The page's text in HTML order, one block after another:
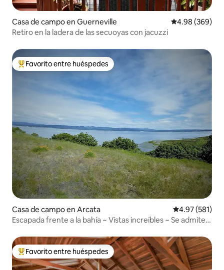
Casa de campo en Guerneville Calificación
4.98 (369)
Retiro en la ladera de las secuoyas con jacuzzi
Favorito entre huéspedes preferido
Favorito entre huéspedes
Casa de campo en Arcata Calificación
4.97 (581)
Escapada frente a la bahía ~ Vistas increíbles ~ Se admiten
Favorito entre huéspedes preferido
Favorito entre huéspedes